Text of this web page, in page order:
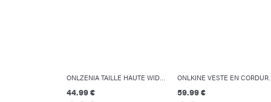
44.99 € 59.99 €